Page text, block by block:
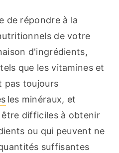
de répondre à la
de votre
d'ingrédients,
que les vitamines et
pas toujours
difficiles à obtenir
ou qui peuvent ne
suffisantes